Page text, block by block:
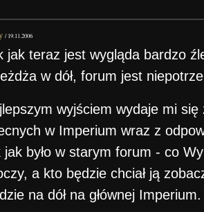
/19.11.2006
jak teraz jest wygląda bardzo
w dół, forum jest
wyjściem wydaje mi
w Imperium wraz z
jak było w starym forum - co
a kto będzie chciał ją
na dół na głównej Imperium.